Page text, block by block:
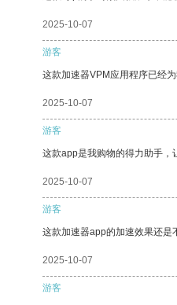
2025-10-07
游客
这款加速器VPM应用程序已经
2025-10-07
游客
这款app是我购物的得力助手，
2025-10-07
游客
这款加速器app的加速效果还是
2025-10-07
游客